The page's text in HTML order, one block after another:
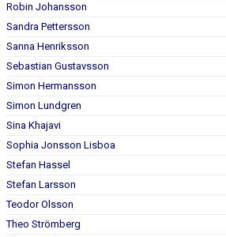
Robin Johansson
Sandra Pettersson
Sanna Henriksson
Sebastian Gustavsson
Simon Hermansson
Simon Lundgren
Sina Khajavi
Sophia Jonsson Lisboa
Stefan Hassel
Stefan Larsson
Teodor Olsson
Theo Strömberg